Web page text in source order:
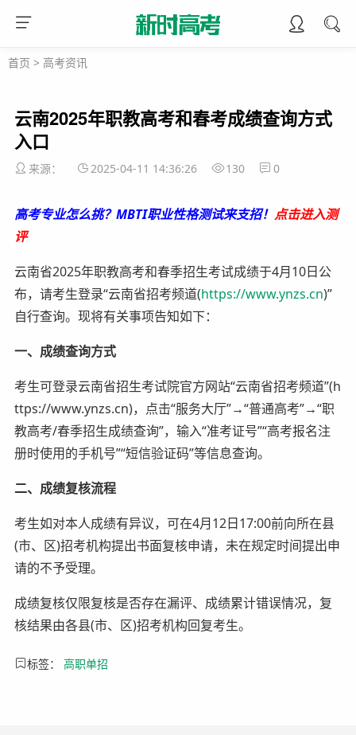
首页 > 高考资讯
云南2025年职教高考和春考成绩查询方式
入口
来源： 2025-04-11 14:36:26 130 0
高考专业怎么挑？MBTI职业性格测试来支招！ 点击进入测
评
云南省2025年职教高考和春季招生考试成绩于4月10日公
布，请考生登录“云南省招考频道(https://www.ynzs.cn)”
自行查询。现将有关事项告知如下：
一、成绩查询方式
考生可登录云南省招生考试院官方网站“云南省招考频道”(h
ttps://www.ynzs.cn)，点击“服务大厅”→“普通高考”→“职
教高考/春季招生成绩查询”，输入“准考证号”“高考报名注
册时使用的手机号”“短信验证码”等信息查询。
二、成绩复核流程
考生如对本人成绩有异议，可在4月12日17:00前向所在县
(市、区)招考机构提出书面复核申请，未在规定时间提出申
请的不予受理。
成绩复核仅限复核是否存在漏评、成绩累计错误情况，复
核结果由各县(市、区)招考机构回复考生。
标签： 高职单招